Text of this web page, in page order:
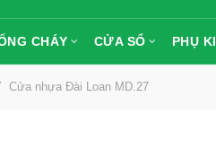
CHÁY CỬA SỔ PHỤ
Cửa nhựa Đài Loan MD.27